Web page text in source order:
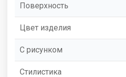
Поверхность
Цвет изделия
С рисунком
Стилистика